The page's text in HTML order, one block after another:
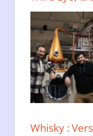
Whisky :